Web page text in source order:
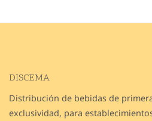
DISCEMA
Distribución de bebidas de
exclusividad, para